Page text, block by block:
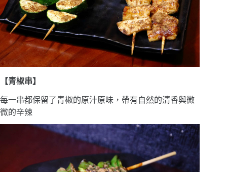
【青椒串】
每一串都保留了青椒的原汁原味，帶有自然的清香與微
微的辛辣